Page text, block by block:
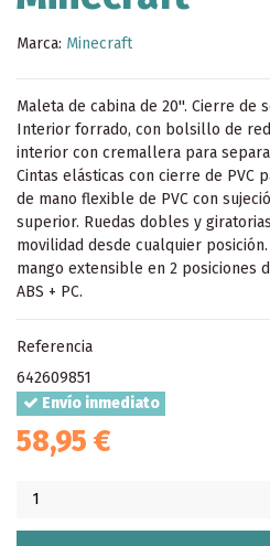
Marca: Minecraft
Maleta de cabina de 20''. Cierre de
Interior forrado, con bolsillo de
interior con cremallera para
Cintas elásticas con cierre de PVC
de mano flexible de PVC con
superior. Ruedas dobles y
movilidad desde cualquier
mango extensible en 2 posiciones
ABS + PC.
Referencia
642609851
Envío inmediato
58,95 €